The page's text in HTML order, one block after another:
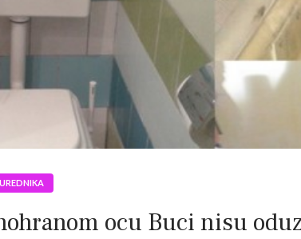
ocu Buci nisu